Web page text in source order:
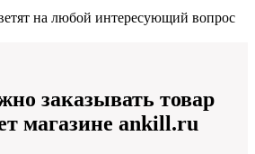
на любой интересующий вопрос
заказывать товар
магазине ankill.ru